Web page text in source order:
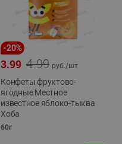
-20%
4.99
3.99 руб./шт
Конфеты фруктово-
ягодные Местное
известное яблоко-тыква
Хоба
60г